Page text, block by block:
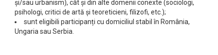
și/sau urbanism), cât și din alte domenii conexte (sociologi,
psihologi, critici de artă și teoreticieni, filizofi, etc.);
sunt eligibili participanți cu domiciliul stabil în România,
Ungaria sau Serbia.